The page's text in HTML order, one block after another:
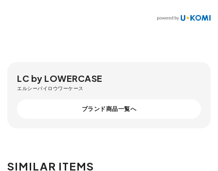
LC by LOWERCASE
エルシーバイロウワーケース
ブランド商品一覧へ
SIMILAR ITEMS